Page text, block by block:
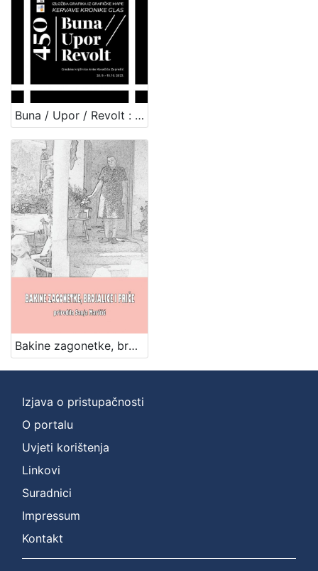
Buna / Upor / Revolt : izložba grafika iz grafičke mape Kervave kronike glas / urednica kataloga Silvija Limani
Bakine zagonetke, brojalice i priče / priredila Sanja Maričić
Izjava o pristupačnosti
O portalu
Uvjeti korištenja
Linkovi
Suradnici
Impressum
Kontakt